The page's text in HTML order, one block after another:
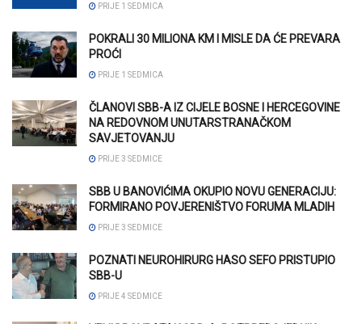
PRIJE 1 SEDMICA
POKRALI 30 MILIONA KM I MISLE DA ĆE PREVARA
PROĆI
PRIJE 1 SEDMICA
ČLANOVI SBB-A IZ CIJELE BOSNE I HERCEGOVINE
NA REDOVNOM UNUTARSTRANAČKOM
SAVJETOVANJU
PRIJE 3 SEDMICE
SBB U BANOVIĆIMA OKUPIO NOVU GENERACIJU:
FORMIRANO POVJERENIŠTVO FORUMA MLADIH
PRIJE 3 SEDMICE
POZNATI NEUROHIRURG HASO SEFO PRISTUPIO
SBB-U
PRIJE 4 SEDMICE